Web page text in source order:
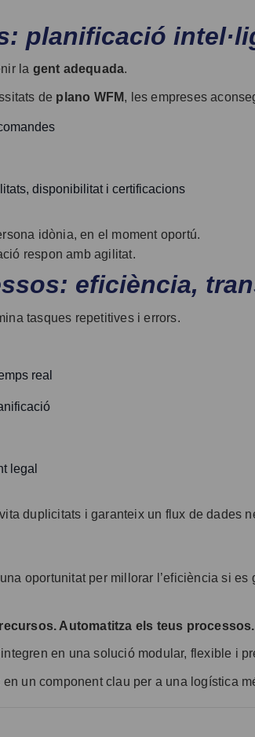
planificació
la gent adequada.
de plano WFM, les empreses
disponibilitat i certificacions
idònia, en el moment oportú.
respon amb agilitat.
eficiència,
tasques repetitives i errors.
real
legal
duplicitats i garanteix un flux de dades
oportunitat per millorar l’eficiència si es
Automatitza els teus processos.
en una solució modular, flexible i
un component clau per a una logística